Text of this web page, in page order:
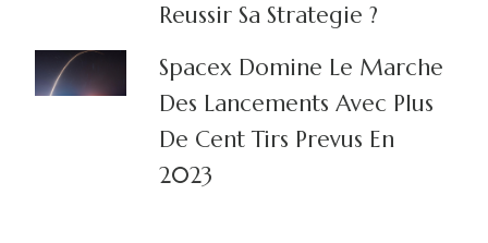
Reussir Sa Strategie ?
Spacex Domine Le Marche
Des Lancements Avec Plus
De Cent Tirs Prevus En
2023